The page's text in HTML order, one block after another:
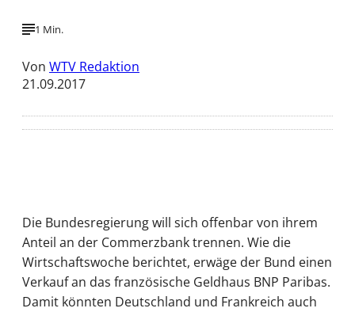
1 Min.
Von WTV Redaktion
21.09.2017
Die Bundesregierung will sich offenbar von ihrem
Anteil an der Commerzbank trennen. Wie die
Wirtschaftswoche berichtet, erwäge der Bund einen
Verkauf an das französische Geldhaus BNP Paribas.
Damit könnten Deutschland und Frankreich auch